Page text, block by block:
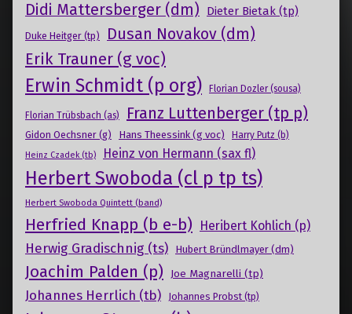
Didi Mattersberger (dm) Dieter Bietak (tp)
Duke Heitger (tp) Dusan Novakov (dm)
Erik Trauner (g voc)
Erwin Schmidt (p org) Florian Dozler (sousa)
Florian Trübsbach (as) Franz Luttenberger (tp p)
Gidon Oechsner (g) Hans Theessink (g voc) Harry Putz (b)
Heinz Czadek (tb) Heinz von Hermann (sax fl)
Herbert Swoboda (cl p tp ts)
Herbert Swoboda Quintett (band)
Herfried Knapp (b e-b) Heribert Kohlich (p)
Herwig Gradischnig (ts) Hubert Bründlmayer (dm)
Joachim Palden (p) Joe Magnarelli (tp)
Johannes Herrlich (tb) Johannes Probst (tp)